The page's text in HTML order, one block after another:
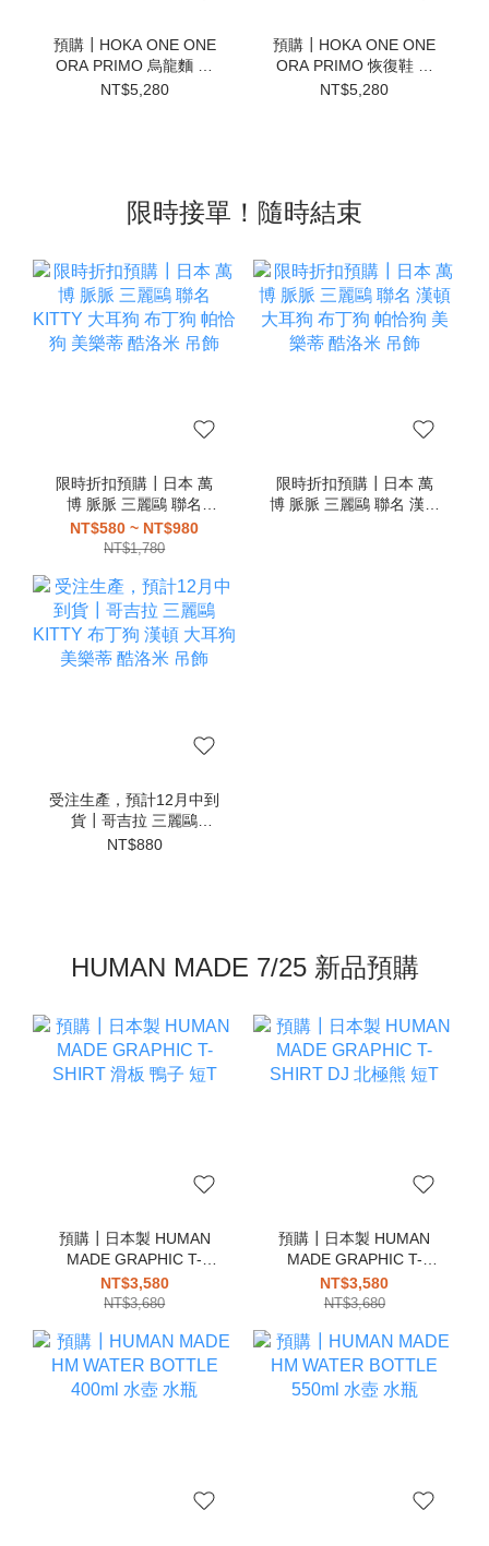
預購┃HOKA ONE ONE
ORA PRIMO 烏龍麵 毛
毛蟲 恢復鞋 懶人鞋 拖鞋
NT$5,280
預購┃HOKA ONE ONE
ORA PRIMO 恢復鞋 懶
人鞋 拖鞋 全黑 烏龍麵 毛
NT$5,280
限時接單！隨時結束
限時折扣預購┃日本 萬
博 脈脈 三麗鷗 聯名
KITTY 大耳狗 布丁狗 帕
恰狗 美樂蒂 酷洛米 吊飾
NT$580 ~ NT$980
NT$1,780
限時折扣預購┃日本 萬
博 脈脈 三麗鷗 聯名 漢頓
受注生產，預計12月中到
貨┃哥吉拉 三麗鷗
KITTY 布丁狗 漢頓 大耳
NT$880
HUMAN MADE 7/25 新品預購
預購┃日本製 HUMAN
MADE GRAPHIC T-
SHIRT 滑板 鴨子 短T
NT$3,580
NT$3,680
預購┃日本製 HUMAN
MADE GRAPHIC T-
SHIRT DJ 北極熊 短T
NT$3,580
NT$3,680